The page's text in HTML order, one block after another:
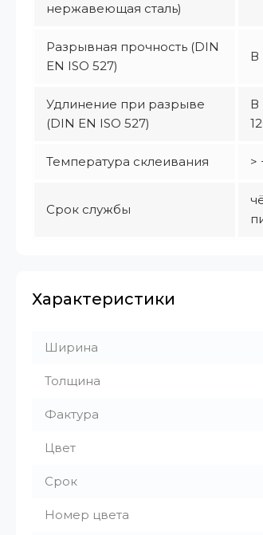
нержавеющая сталь)
Разрывная прочность (DIN
EN ISO 527)
В
Удлинение при разрыве
(DIN EN ISO 527)
В
Температура склеивания >
Срок службы
Характеристики
Ширина
Толщина
Фактура
Цвет
Срок
Номер цвета